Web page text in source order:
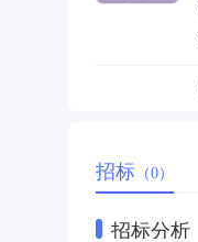
招标 （0）
招标分析